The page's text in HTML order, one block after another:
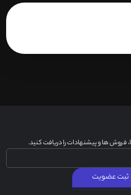
فروش ها و پیشنهادات را دریافت کنید.
ثبت عضویت